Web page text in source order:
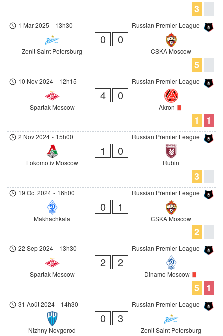
3
Russian Premier League
1 Mar 2025 - 13h30
Zenit Saint Petersburg
0 0
CSKA Moscow
5
Russian Premier League
10 Nov 2024 - 12h15
Spartak Moscow
4 0
Akron
1 1
Russian Premier League
2 Nov 2024 - 15h00
Lokomotiv Moscow
1 0
Rubin
3
Russian Premier League
19 Oct 2024 - 16h00
Makhachkala
0 1
CSKA Moscow
2
Russian Premier League
22 Sep 2024 - 13h30
Spartak Moscow
2 2
Dinamo Moscow
5 1
Russian Premier League
31 Août 2024 - 14h30
Nizhny Novgorod
0 3
Zenit Saint Petersburg